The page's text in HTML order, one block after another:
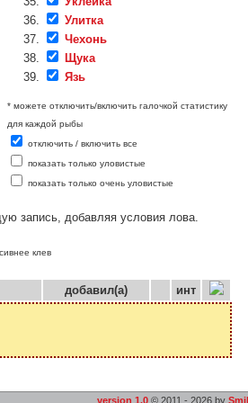
Улитка
Чехонь
Щука
Язь
* можете отключить/включить галочкой статистику
для каждой рыбы
отключить / включить все
показать только уловистые
показать только очень уловистые
запись, добавляя условия лова.
клев
добавил(а) инт
version 1.0 © 2011 - 2026 by